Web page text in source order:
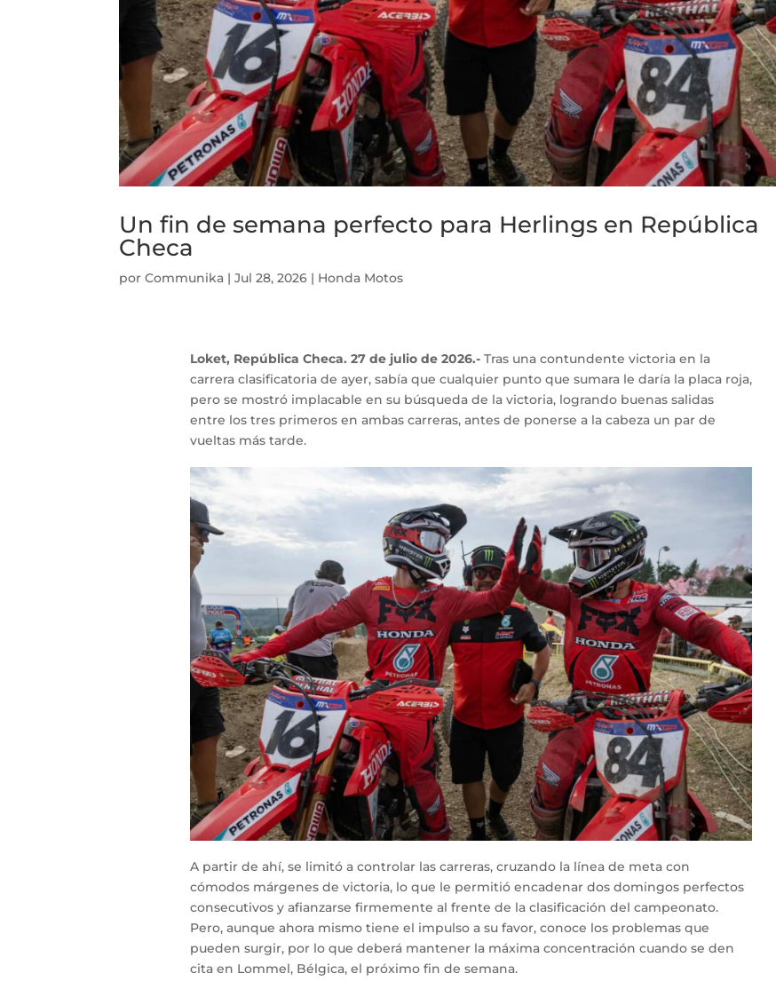
Un fin de semana perfecto para Herlings en República
Checa
porCommunika |Jul 28, 2026 | Honda Motos
Loket, República Checa. 27 de julio de 2026.- Tras una contundente victoria en la
carrera clasificatoria de ayer, sabía que cualquier punto que sumara le daría la placa roja,
pero se mostró implacable en su búsqueda de la victoria, logrando buenas salidas
entre los tres primeros en ambas carreras, antes de ponerse a la cabeza un par de
vueltas más tarde.
A partir de ahí, se limitó a controlar las carreras, cruzando la línea de meta con
cómodos márgenes de victoria, lo que le permitió encadenar dos domingos perfectos
consecutivos y afianzarse firmemente al frente de la clasificación del campeonato.
Pero, aunque ahora mismo tiene el impulso a su favor, conoce los problemas que
pueden surgir, por lo que deberá mantener la máxima concentración cuando se den
cita en Lommel, Bélgica, el próximo fin de semana.